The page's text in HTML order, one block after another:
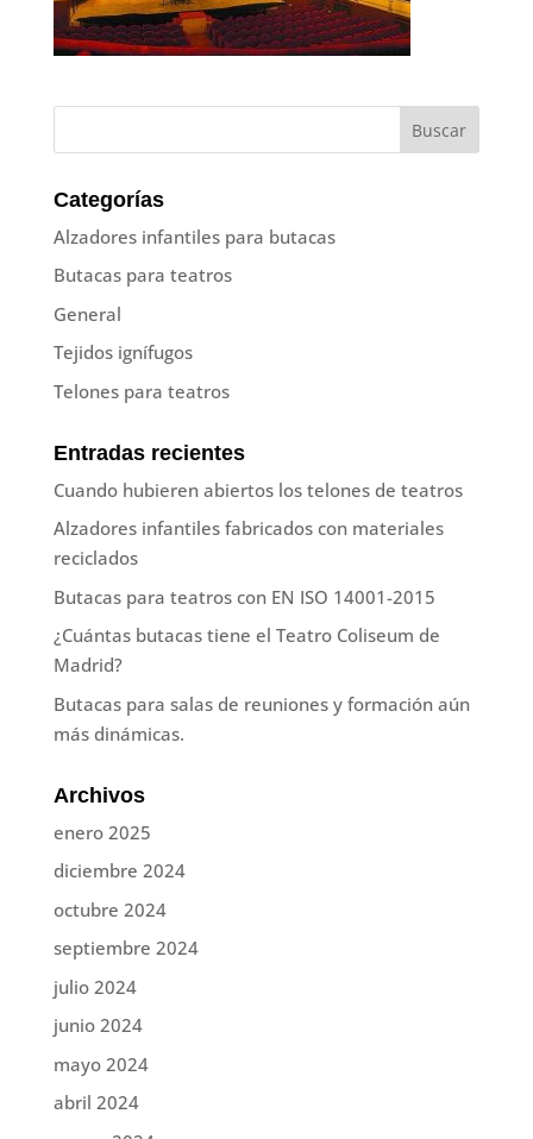
Categorías
Alzadores infantiles para butacas
Butacas para teatros
General
Tejidos ignífugos
Telones para teatros
Entradas recientes
Cuando hubieren abiertos los telones de teatros
Alzadores infantiles fabricados con materiales
reciclados
Butacas para teatros con EN ISO 14001-2015
¿Cuántas butacas tiene el Teatro Coliseum de
Madrid?
Butacas para salas de reuniones y formación aún
más dinámicas.
Archivos
enero 2025
diciembre 2024
octubre 2024
septiembre 2024
julio 2024
junio 2024
mayo 2024
abril 2024